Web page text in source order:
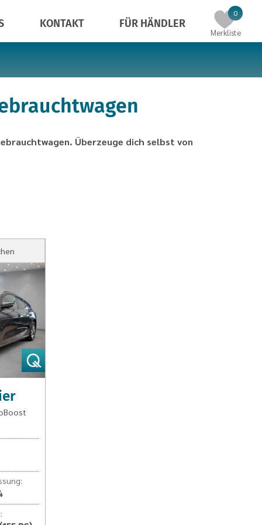
Merkliste
0Einträge
der
KONTAKT FÜR HÄNDLER
Überzeuge dich selbst von